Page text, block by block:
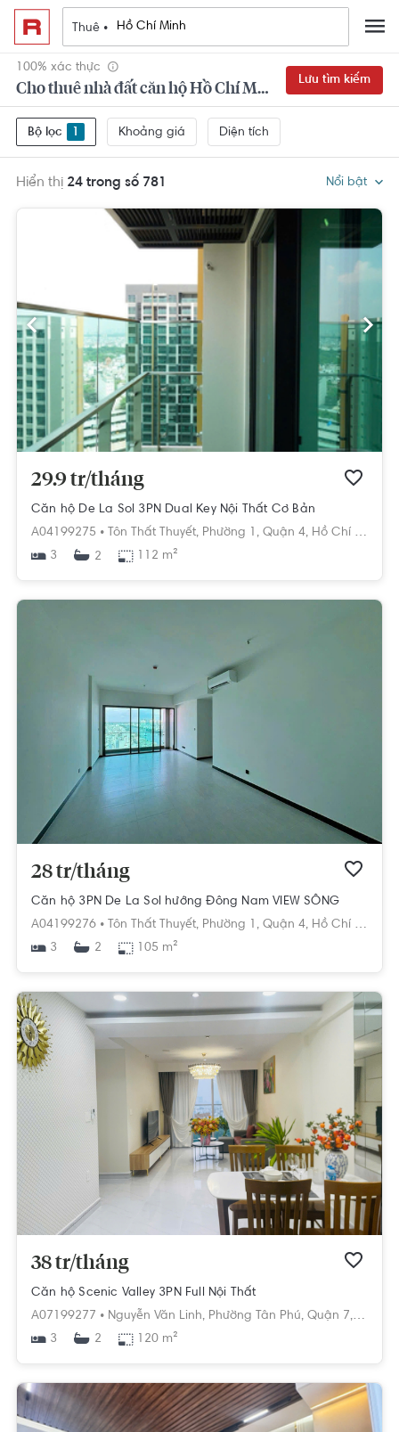
Thuê •
100% xác thực
Cho thuê nhà đất căn hộ Hồ Chí Minh 3 phòng ngủ
Lưu tìm kiếm
Bộ lọc 1 Khoảng giá Diện tích
Hiển thị 24 trong số 781 Nổi bật
29.9 tr/tháng
Căn hộ De La Sol 3PN Dual Key Nội Thất Cơ Bản
A04199275 • Tôn Thất Thuyết, Phường 1, Quận 4, Hồ Chí Minh
3
2 112 m²
28 tr/tháng
Căn hộ 3PN De La Sol hướng Đông Nam VIEW SÔNG
A04199276 •
Tôn Thất Thuyết, Phường 1, Quận 4, Hồ Chí Minh
3
2 105 m²
38 tr/tháng
Căn hộ Scenic Valley 3PN Full Nội Thất
A07199277 • Nguyễn Văn Linh, Phường Tân Phú, Quận 7, Hồ Chí
3
2 120 m²